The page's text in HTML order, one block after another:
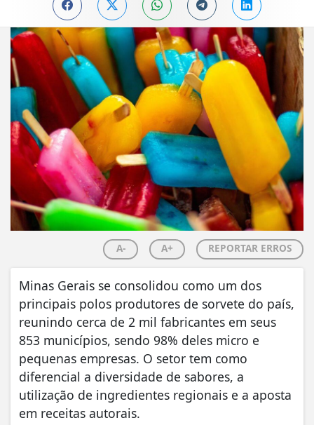
A- A+ REPORTAR ERROS
Minas Gerais se consolidou como um dos
principais polos produtores de sorvete do país,
reunindo cerca de 2 mil fabricantes em seus
853 municípios, sendo 98% deles micro e
pequenas empresas. O setor tem como
diferencial a diversidade de sabores, a
utilização de ingredientes regionais e a aposta
em receitas autorais.